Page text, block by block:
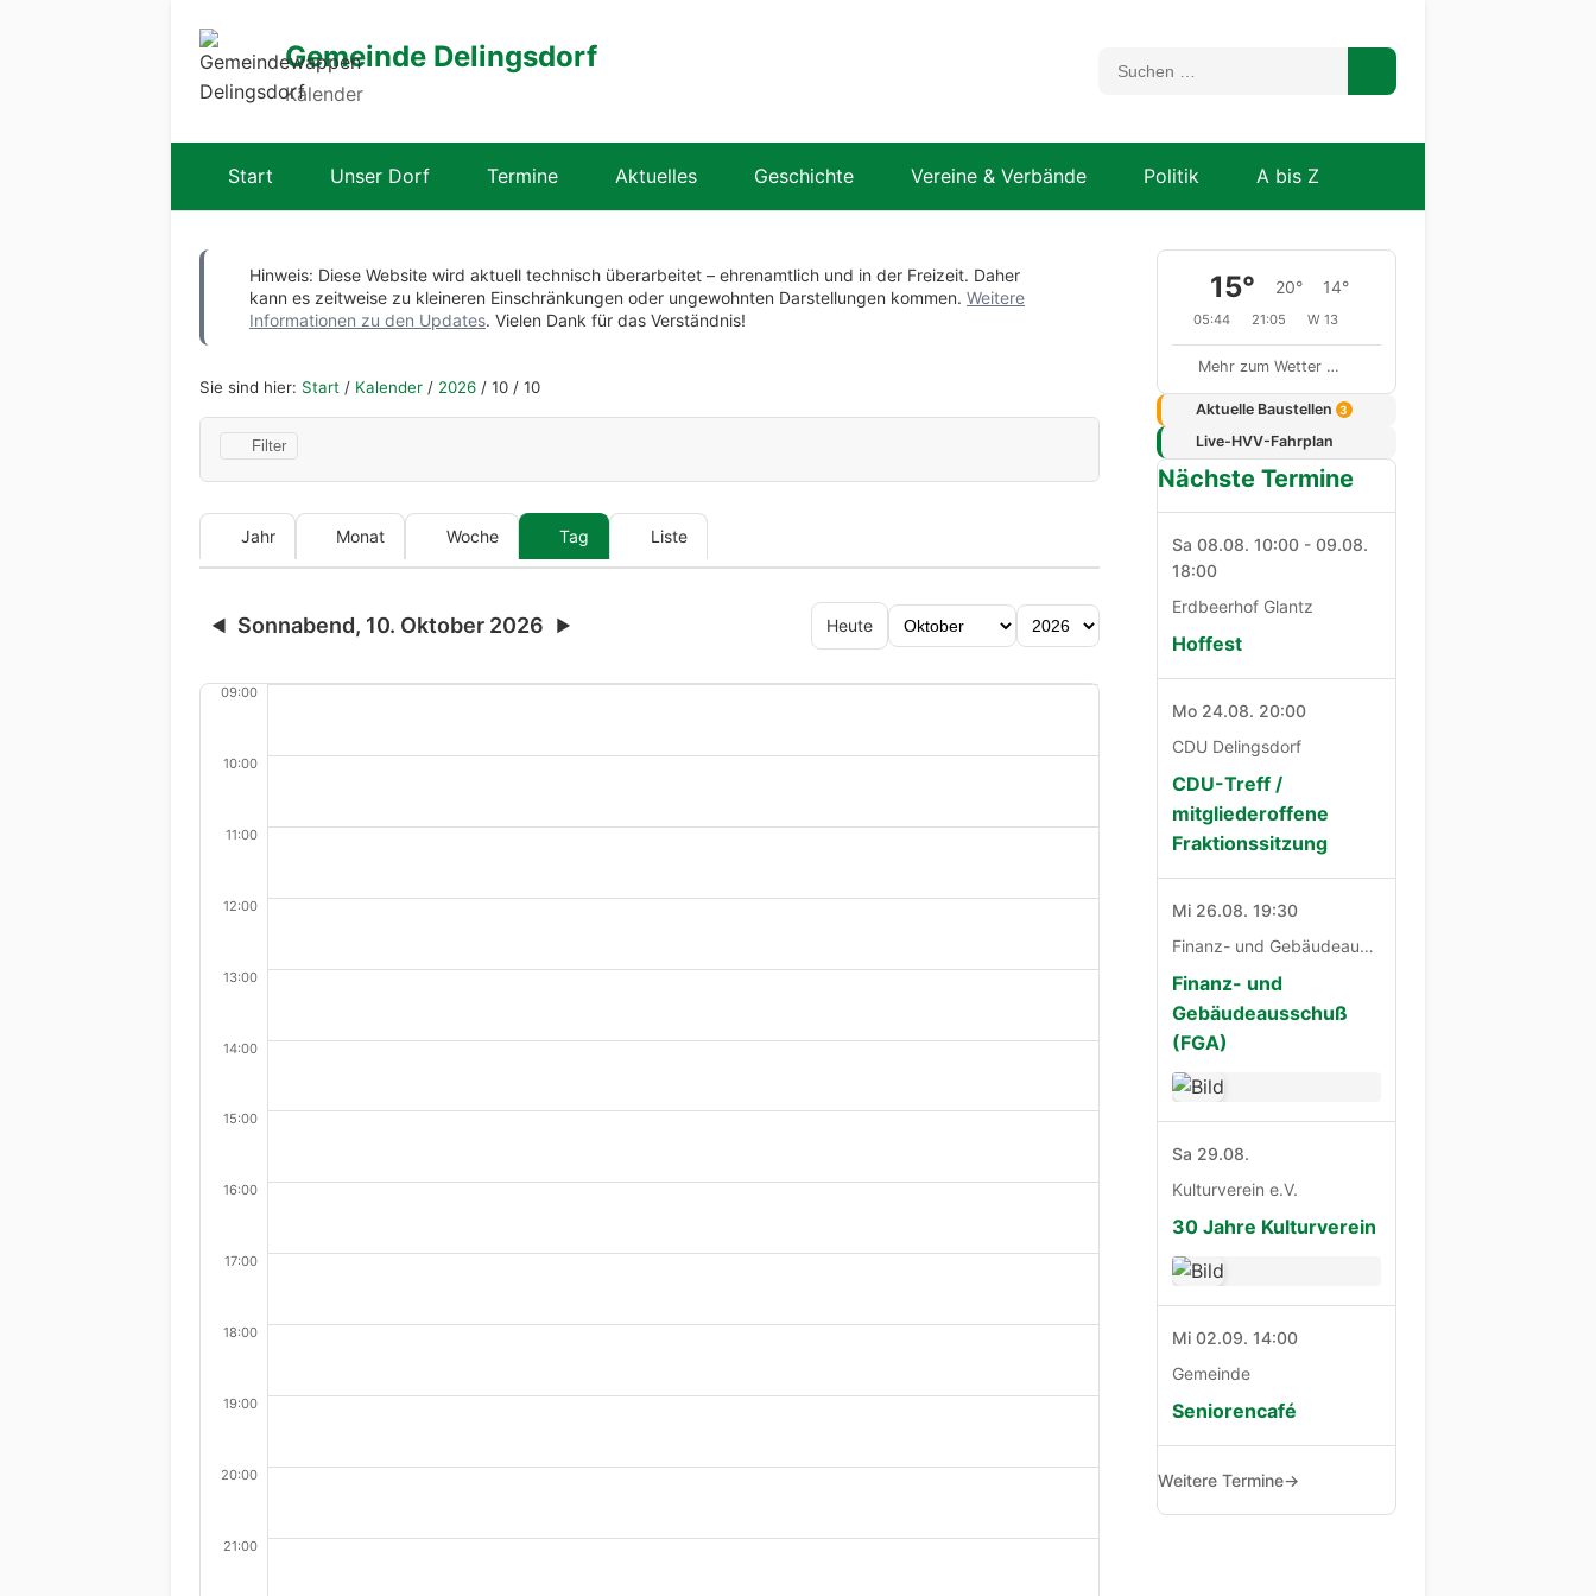
Gemeinde Delingsdorf
Kalender
Start Unser Dorf Termine Aktuelles Geschichte Vereine & Verbände Politik A bis Z
Hinweis: Diese Website wird aktuell technisch überarbeitet – ehrenamtlich und in der Freizeit. Daher
kann es zeitweise zu kleineren Einschränkungen oder ungewohnten Darstellungen kommen. Weitere
Informationen zu den Updates. Vielen Dank für das Verständnis!
Sie sind hier: Start / Kalender / 2026 / 10 / 10
Filter
Jahr Monat Woche Tag Liste
◀ Sonnabend, 10. Oktober 2026 ▶ Heute
09:00
10:00
11:00
12:00
13:00
14:00
15:00
16:00
17:00
18:00
19:00
20:00
21:00
15° 20° 14°
05:44 21:05 W 13
Mehr zum Wetter …
Aktuelle Baustellen 3
Live-HVV-Fahrplan
Nächste Termine
Sa 08.08. 10:00 - 09.08.
18:00
Erdbeerhof Glantz
Hoffest
Mo 24.08. 20:00
CDU Delingsdorf
CDU-Treff /
mitgliederoffene
Fraktionssitzung
Mi 26.08. 19:30
Finanz- und Gebäudeausschuß
Finanz- und
Gebäudeausschuß
(FGA)
Sa 29.08.
Kulturverein e.V.
30 Jahre Kulturverein
Mi 02.09. 14:00
Gemeinde
Seniorencafé
Weitere Termine→